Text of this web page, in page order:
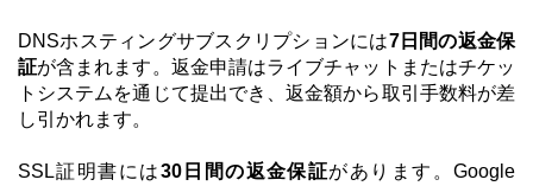
DNSホスティングサブスクリプションには7日間の返金保
証が含まれます。返金申請はライブチャットまたはチケッ
トシステムを通じて提出でき、返金額から取引手数料が差
し引かれます。
SSL証明書には30日間の返金保証があります。Google